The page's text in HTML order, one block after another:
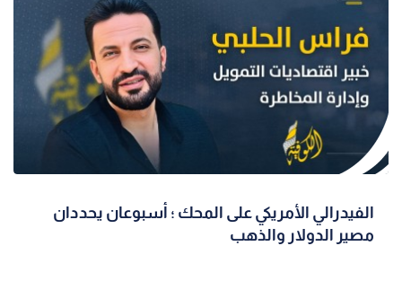
الفيدرالي الأمريكي على المحك ؛ أسبوعان يحددان
مصير الدولار والذهب